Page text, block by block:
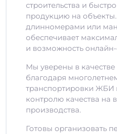
строительства и
продукцию на
длинномерами или
обеспечивает
и возможность
Мы уверены в качестве
благодаря
транспортировки ЖБИ
контролю качества на
производства.
Готовы организовать